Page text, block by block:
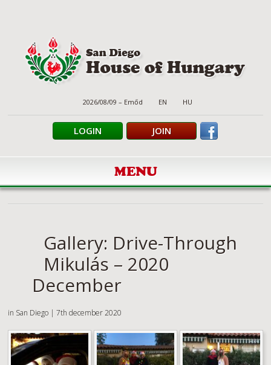
2026/08/09 – Emőd EN HU
LOGIN JOIN
MENU
Gallery: Drive-Through
Mikulás – 2020
December
in San Diego | 7th december 2020